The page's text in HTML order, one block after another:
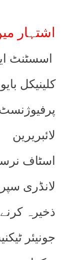
اشتہار
اسسٹنٹ
کلینیکل
لائبریرین
اسٹاف
لانڈری
ذخیرہ کرنے
جونیئر